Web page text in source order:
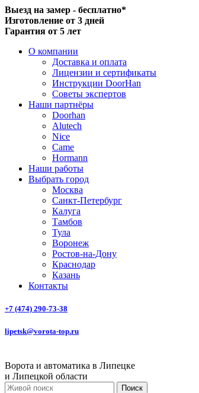
Выезд на замер - бесплатно*
Изготовление от 3 дней
Гарантия от 5 лет
О компании
Доставка и оплата
Лицензии и сертификаты
Инструкции DoorHan
Советы экспертов
Наши партнёры
Doorhan
Alutech
Nice
Came
Hormann
Наши работы
Выбрать город
Москва
Санкт-Петербург
Калуга
Тамбов
Тула
Воронеж
Ростов-на-Дону
Краснодар
Казань
Контакты
+7 (474) 290-73-38
lipetsk@vorota-top.ru
Ворота и автоматика в Липецке
и Липецкой области
Поиск